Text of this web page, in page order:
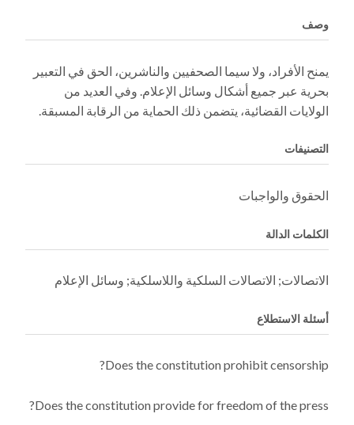
وصف
يمنح الأفراد، ولا سيما الصحفيين والناشرين، الحق في التعبير
بحرية عبر جميع أشكال وسائل الإعلام. وفي العديد من
الولايات القضائية، يتضمن ذلك الحماية من الرقابة المسبقة.
التصنيفات
الحقوق والواجبات
الكلمات الدالة
الاتصالات; الاتصالات السلكية واللاسلكية; وسائل الإعلام
أسئلة الاستطلاع
Does the constitution prohibit censorship?
Does the constitution provide for freedom of the press?